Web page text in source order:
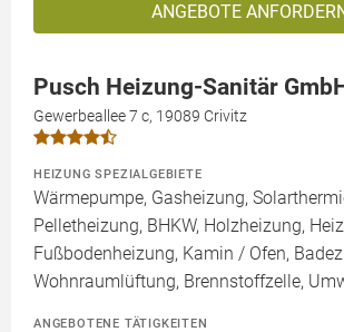
ANGEBOTE
Pusch Heizung-Sanitär
Gewerbeallee 7 c, 19089 Crivitz
HEIZUNG SPEZIALGEBIETE
Wärmepumpe, Gasheizung,
Pelletheizung, BHKW, Holzheizung,
Fußbodenheizung, Kamin / Ofen,
Wohnraumlüftung, Brennstoffzelle,
ANGEBOTENE TÄTIGKEITEN